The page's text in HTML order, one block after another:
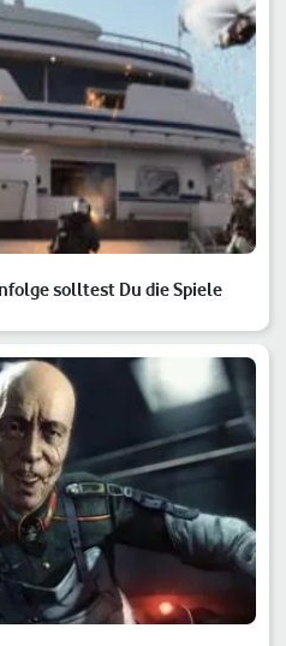
solltest Du die Spiele